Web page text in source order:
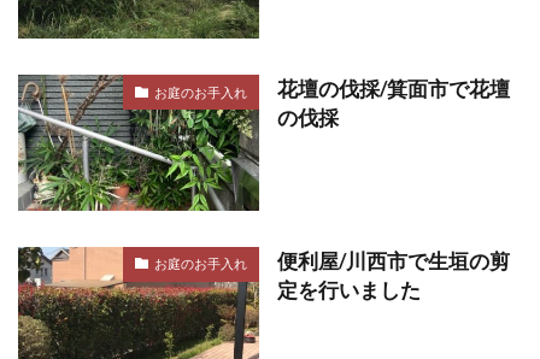
お庭のお手入れ
花壇の伐採/箕面市で花壇
の伐採
お庭のお手入れ
便利屋/川西市で生垣の剪
定を行いました